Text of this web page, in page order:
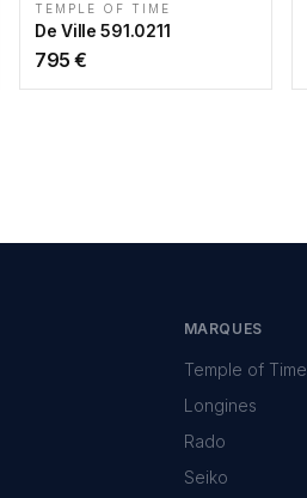
TEMPLE OF TIME
De Ville 591.0211
795 €
MARQUES
Temple of Time
Longines
Rado
Seiko